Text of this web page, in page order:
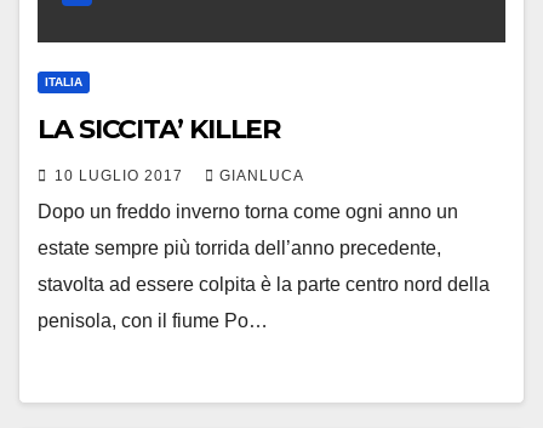
ITALIA
LA SICCITA’ KILLER
10 LUGLIO 2017 GIANLUCA
Dopo un freddo inverno torna come ogni anno un
estate sempre più torrida dell’anno precedente,
stavolta ad essere colpita è la parte centro nord della
penisola, con il fiume Po…